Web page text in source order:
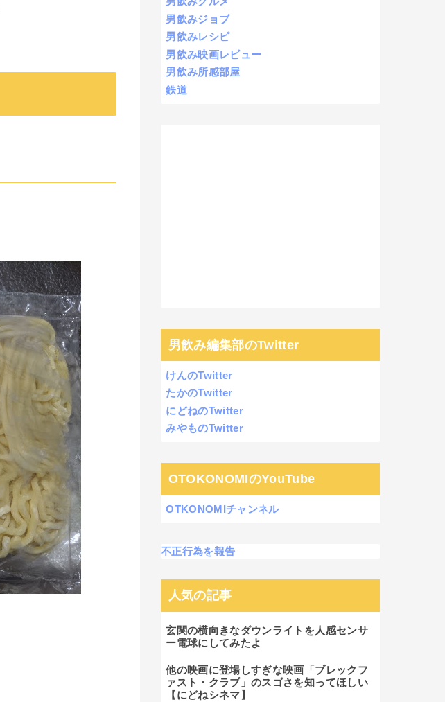
男飲みジョブ
男飲みレシピ
男飲み映画レビュー
男飲み所感部屋
鉄道
男飲み編集部のTwitter
けんのTwitter
たかのTwitter
にどねのTwitter
みやものTwitter
OTOKONOMIのYouTube
OTKONOMIチャンネル
不正行為を報告
人気の記事
玄関の横向きなダウンライトを人感センサ
ー電球にしてみたよ
他の映画に登場しすぎな映画「ブレックフ
ァスト・クラブ」のスゴさを知ってほしい
【にどねシネマ】